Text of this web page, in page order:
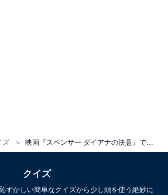
ズ
クイズ
ずかしい簡単なクイズから少し頭を使う絶妙に